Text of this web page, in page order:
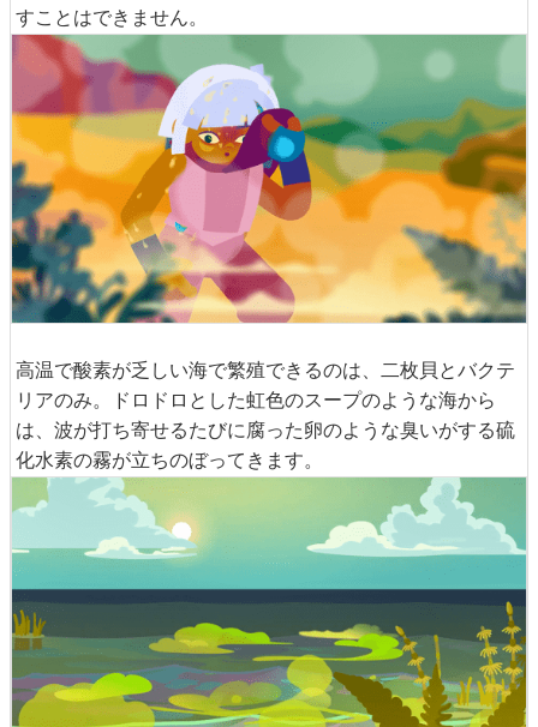
すことはできません。
高温で酸素が乏しい海で繁殖できるのは、二枚貝とバクテ
リアのみ。ドロドロとした虹色のスープのような海から
は、波が打ち寄せるたびに腐った卵のような臭いがする硫
化水素の霧が立ちのぼってきます。